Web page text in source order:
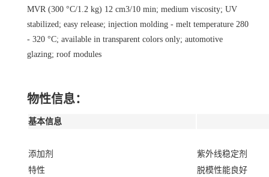
MVR (300 °C/1.2 kg) 12 cm3/10 min; medium viscosity; UV
stabilized; easy release; injection molding - melt temperature 280
- 320 °C; available in transparent colors only; automotive
glazing; roof modules
物性信息：
基本信息
添加剂
紫外线稳定剂
特性
脱模性能良好